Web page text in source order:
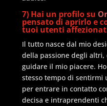
7) Hai un profilo su
pensato di aprirlo e
tuoi utenti
Il tutto nasce dal mio
della passione degli
guidare il mio piacere.
stesso tempo di sentirmi
per entrare in contatto
decisa e intraprendenti